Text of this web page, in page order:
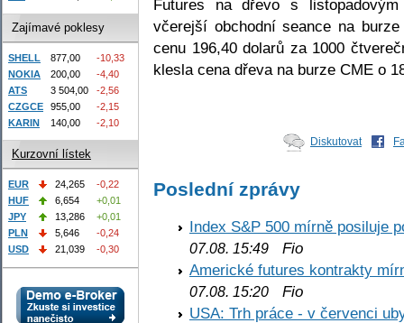
Futures na dřevo s
včerejší obchodní seance na
cenu 196,40 dolarů za 1000
klesla cena dřeva na burze CME o
Diskutovat
Poslední zprávy
Index S&P 500 mírně posiluje
07.08. 15:49 Fio
Americké futures kontrakty
07.08. 15:20 Fio
USA: Trh práce - v červenci
Zajímavé poklesy
SHELL 877,00
-10,33
NOKIA
200,00
-4,40
ATS
3 504,00
-2,56
CZGCE
955,00
-2,15
KARIN
140,00 -2,10
Kurzovní lístek
EUR 24,265
-0,22
HUF
6,654
+0,01
JPY
13,286
+0,01
PLN
5,646
-0,24
USD
21,039 -0,30